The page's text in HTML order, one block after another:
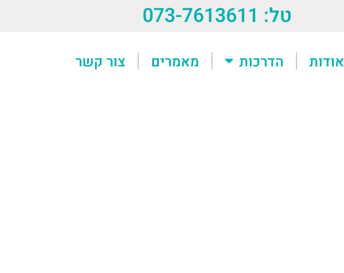
טל: 073-7613611
אודות הדרכות מאמרים צור קשר